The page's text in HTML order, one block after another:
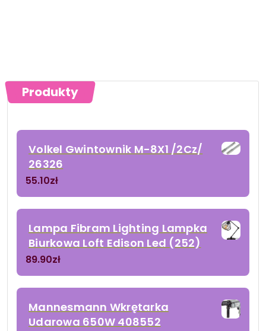
Produkty
Volkel Gwintownik M-8X1 /2Cz/
26326
55.10zł
Lampa Fibram Lighting Lampka
Biurkowa Loft Edison Led (252)
89.90zł
Mannesmann Wkrętarka
Udarowa 650W 408552